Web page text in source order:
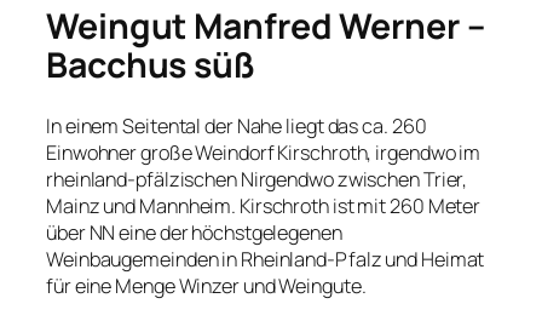
Weingut Manfred Werner –
Bacchus süß
In einem Seitental der Nahe liegt das ca. 260
Einwohner große Weindorf Kirschroth, irgendwo im
rheinland-pfälzischen Nirgendwo zwischen Trier,
Mainz und Mannheim. Kirschroth ist mit 260 Meter
über NN eine der höchstgelegenen
Weinbaugemeinden in Rheinland-Pfalz und Heimat
für eine Menge Winzer und Weingute.